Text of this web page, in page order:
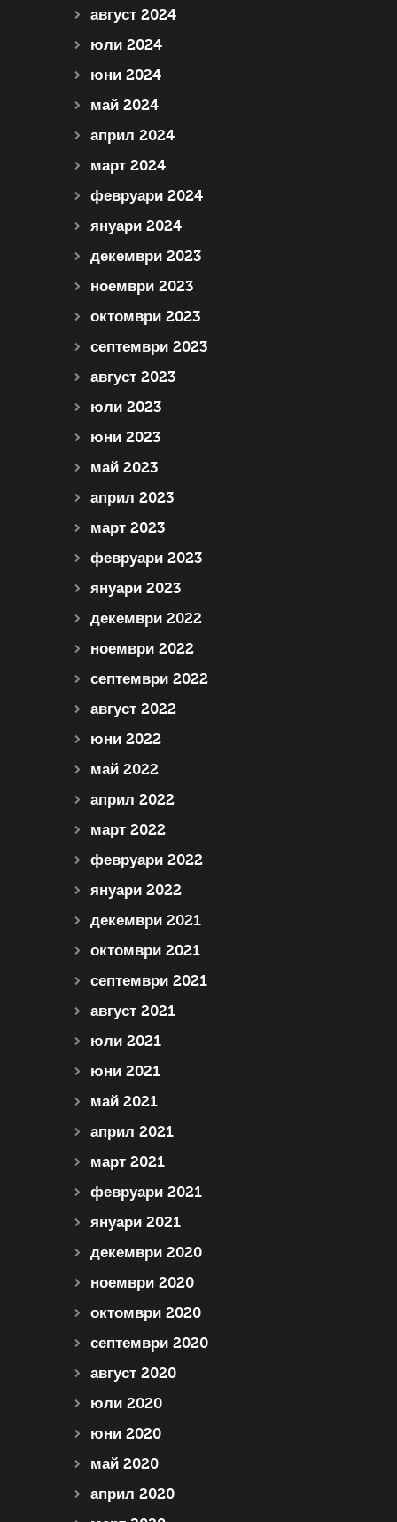
август 2024
юли 2024
юни 2024
май 2024
април 2024
март 2024
февруари 2024
януари 2024
декември 2023
ноември 2023
октомври 2023
септември 2023
август 2023
юли 2023
юни 2023
май 2023
април 2023
март 2023
февруари 2023
януари 2023
декември 2022
ноември 2022
септември 2022
август 2022
юни 2022
май 2022
април 2022
март 2022
февруари 2022
януари 2022
декември 2021
октомври 2021
септември 2021
август 2021
юли 2021
юни 2021
май 2021
април 2021
март 2021
февруари 2021
януари 2021
декември 2020
ноември 2020
октомври 2020
септември 2020
август 2020
юли 2020
юни 2020
май 2020
април 2020